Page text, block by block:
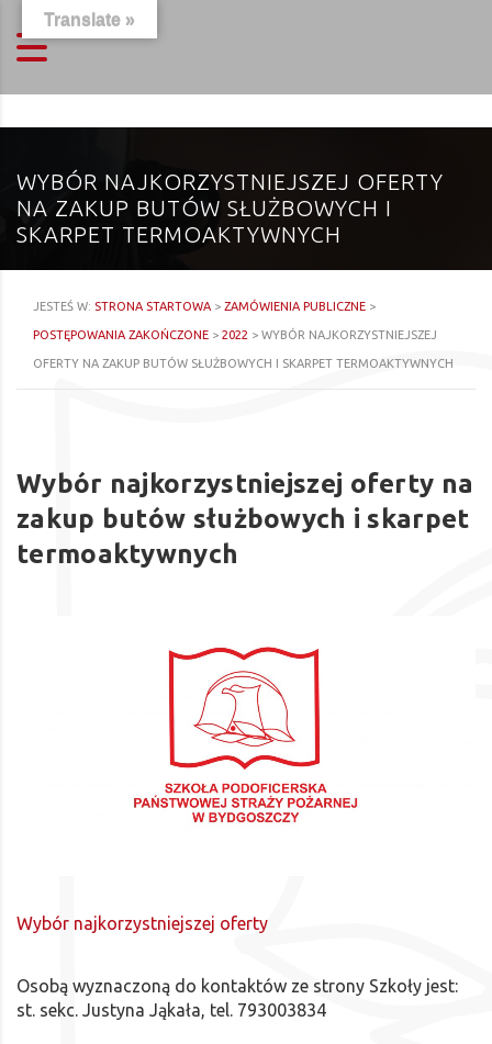
WYBÓR NAJKORZYSTNIEJSZEJ OFERTY
NA ZAKUP BUTÓW SŁUŻBOWYCH I
SKARPET TERMOAKTYWNYCH
JESTEŚ W: STRONA STARTOWA > ZAMÓWIENIA PUBLICZNE >
POSTĘPOWANIA ZAKOŃCZONE > 2022 > WYBÓR NAJKORZYSTNIEJSZEJ
OFERTY NA ZAKUP BUTÓW SŁUŻBOWYCH I SKARPET TERMOAKTYWNYCH
Wybór najkorzystniejszej oferty na
zakup butów służbowych i skarpet
termoaktywnych
Wybór najkorzystniejszej oferty
Osobą wyznaczoną do kontaktów ze strony Szkoły jest:
st. sekc. Justyna Jąkała, tel. 793003834
Translate »